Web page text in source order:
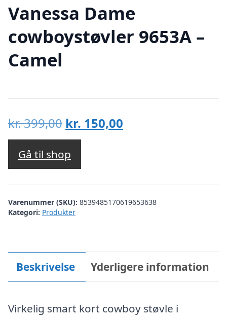
Vanessa Dame
cowboystøvler 9653A –
Camel
kr.399,00 Den
oprindelige
pris
var:
kr. 399,00.
kr. 150,00
kr. 150,00.
Gå til shop
Varenummer (SKU): 8539485170619653638
Kategori: Produkter
Beskrivelse Yderligere information
Virkelig smart kort cowboy støvle i